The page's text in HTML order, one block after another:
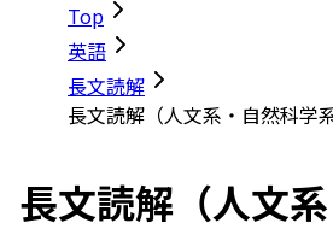
Top
英語
長文読解
長文読解（人文系・自然科学
長文読解（人文